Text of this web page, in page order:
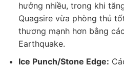
hưởng nhiều, trong khi
Quagsire vừa phòng thủ
thương mạnh hơn bằng
Earthquake.
Ice Punch/Stone Edge: